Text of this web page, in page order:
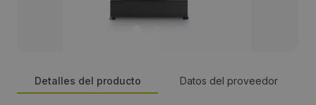
Detalles del producto Datos del proveedor